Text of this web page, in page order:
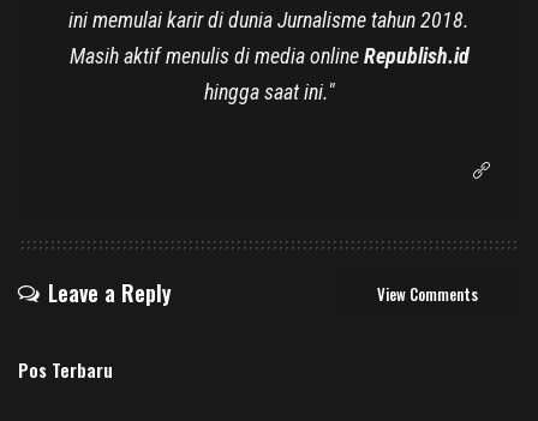
ini memulai karir di dunia Jurnalisme tahun 2018.
Masih aktif menulis di media onlineRepublish.id
hingga saat ini."
Leave a Reply View Comments
Pos Terbaru